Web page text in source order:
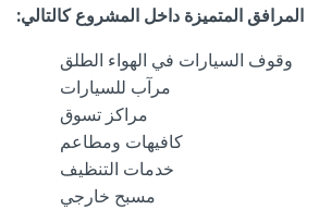
المرافق المتميزة داخل المشروع كالتالي:
وقوف السيارات في الهواء الطلق
مرآب للسيارات
مراكز تسوق
كافيهات ومطاعم
خدمات التنظيف
مسبح خارجي